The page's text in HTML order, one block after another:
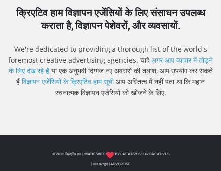
क्रिएटिव हाम विज्ञापन एजेंसियों के लिए संसाधन उपलब्ध
कराता है, विज्ञापन पेशेवरों, और व्यवसायों.
We're dedicated to providing a thorough list of the world's
foremost creative advertising agencies. चाहे अगर आप व्यापार में तोड़ने
के लिए देख रहे हैंया एक अनुभवी दिग्गज नए अवसरों की तलाश, आप उपयोग कर सकते
हैंविज्ञापन एजेंसियों के क्रिएटिव हाम सूचीआप अस्तित्व में नहीं पता था कि महान
रचनात्मक विज्ञापन एजेंसियों को खोजने के लिए.
© 2026 क्रिएटिव हाम | MADE WITH BY CREATIVES FOR CREATIVES
काम प्रस्तुत ADVERTISE